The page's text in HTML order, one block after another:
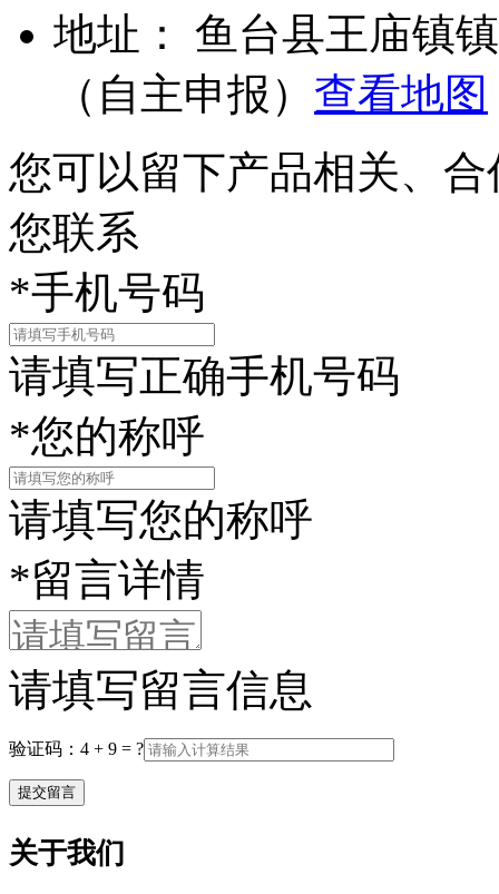
地址：
鱼台县王庙镇
（自主申报） 查看地图
您可以留下产品相关、
您联系
*手机号码
请填写正确手机号码
*您的称呼
请填写您的称呼
*留言详情
请填写留言信息
验证码：4 + 9 = ?
关于我们